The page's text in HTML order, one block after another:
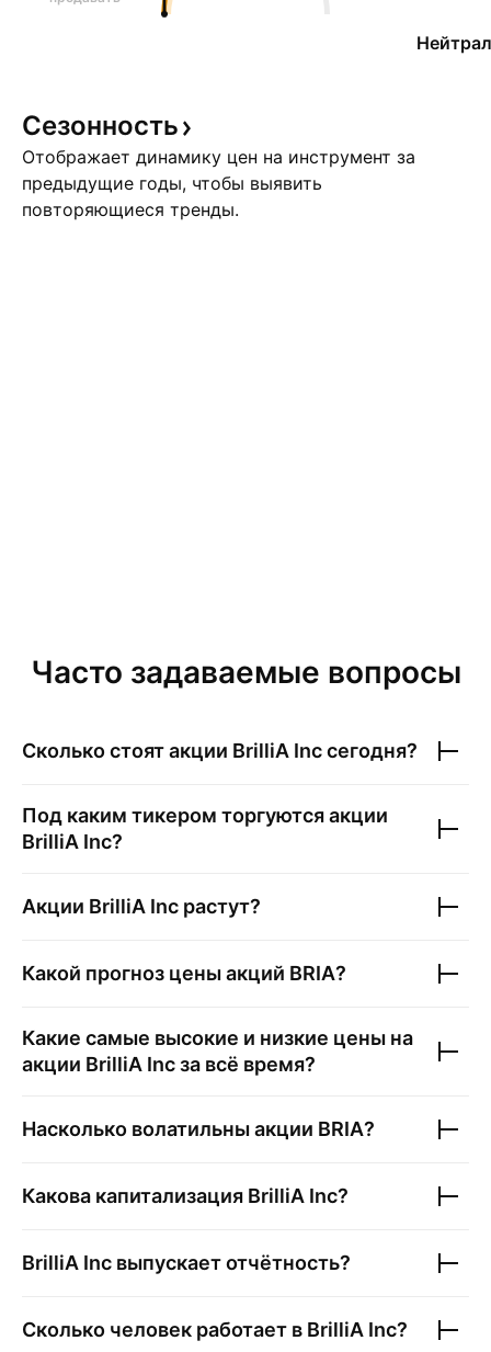
Сезонность
Отображает динамику цен на инструмент за
предыдущие годы, чтобы выявить
повторяющиеся тренды.
Часто задаваемые вопросы
Сколько стоят акции BrilliA Incсегодня?
Под каким тикером торгуются акции
BrilliA Inc?
Акции BrilliA Inc растут?
Какой прогноз цены акций BRIA?
Какие самые высокие и низкие цены на
акции BrilliA Incза всё время?
Насколько волатильны акции BRIA?
Какова капитализация BrilliA Inc?
BrilliA Inc выпускает отчётность?
Сколько человек работает в BrilliA Inc?